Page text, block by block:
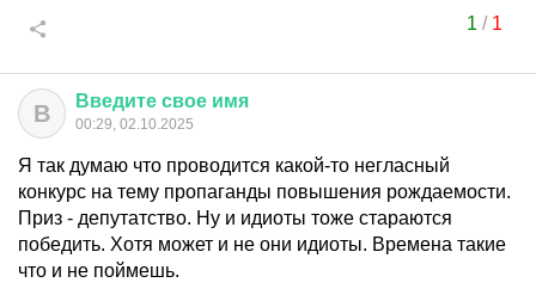
1 / 1
В Введите свое имя
00:29, 02.10.2025
Я так думаю что проводится какой-то негласный
конкурс на тему пропаганды повышения рождаемости.
Приз - депутатство. Ну и идиоты тоже стараются
победить. Хотя может и не они идиоты. Времена такие
что и не поймешь.